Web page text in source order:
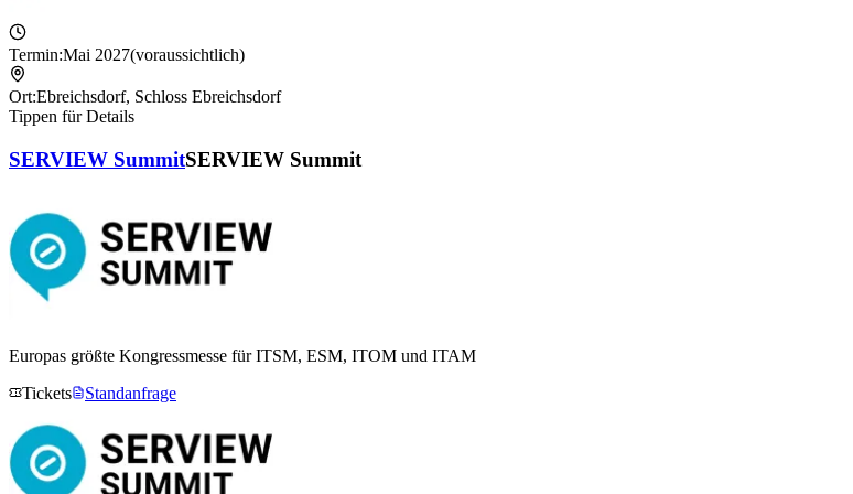
Termin:Mai 2027(voraussichtlich)
Ort:Ebreichsdorf, Schloss Ebreichsdorf
Tippen für Details
SERVIEW SummitSERVIEW Summit
Europas größte Kongressmesse für ITSM, ESM, ITOM und ITAM
Tickets
Standanfrage